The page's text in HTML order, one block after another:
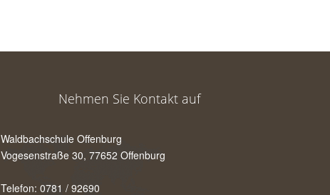
Nehmen Sie Kontakt auf
Waldbachschule Offenburg
Vogesenstraße 30, 77652 Offenburg
Telefon: 0781 / 92690